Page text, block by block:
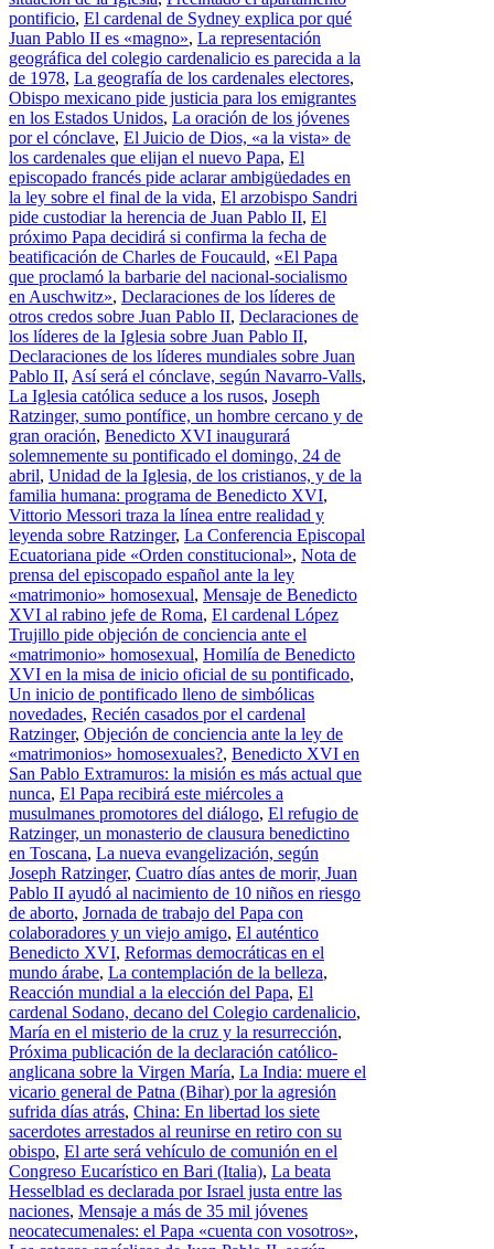
pontificio, El cardenal de Sydney explica por qué
Juan Pablo II es «magno», La representación
geográfica del colegio cardenalicio es parecida a la
de 1978, La geografía de los cardenales electores,
Obispo mexicano pide justicia para los emigrantes
en los Estados Unidos, La oración de los jóvenes
por el cónclave, El Juicio de Dios, «a la vista» de
los cardenales que elijan el nuevo Papa, El
episcopado francés pide aclarar ambigüedades en
la ley sobre el final de la vida, El arzobispo Sandri
pide custodiar la herencia de Juan Pablo II, El
próximo Papa decidirá si confirma la fecha de
beatificación de Charles de Foucauld, «El Papa
que proclamó la barbarie del nacional-socialismo
en Auschwitz», Declaraciones de los líderes de
otros credos sobre Juan Pablo II, Declaraciones de
los líderes de la Iglesia sobre Juan Pablo II,
Declaraciones de los líderes mundiales sobre Juan
Pablo II, Así será el cónclave, según Navarro-Valls,
La Iglesia católica seduce a los rusos, Joseph
Ratzinger, sumo pontífice, un hombre cercano y de
gran oración, Benedicto XVI inaugurará
solemnemente su pontificado el domingo, 24 de
abril, Unidad de la Iglesia, de los cristianos, y de la
familia humana: programa de Benedicto XVI,
Vittorio Messori traza la línea entre realidad y
leyenda sobre Ratzinger, La Conferencia Episcopal
Ecuatoriana pide «Orden constitucional», Nota de
prensa del episcopado español ante la ley
«matrimonio» homosexual, Mensaje de Benedicto
XVI al rabino jefe de Roma, El cardenal López
Trujillo pide objeción de conciencia ante el
«matrimonio» homosexual, Homilía de Benedicto
XVI en la misa de inicio oficial de su pontificado,
Un inicio de pontificado lleno de simbólicas
novedades, Recién casados por el cardenal
Ratzinger, Objeción de conciencia ante la ley de
«matrimonios» homosexuales?, Benedicto XVI en
San Pablo Extramuros: la misión es más actual que
nunca, El Papa recibirá este miércoles a
musulmanes promotores del diálogo, El refugio de
Ratzinger, un monasterio de clausura benedictino
en Toscana, La nueva evangelización, según
Joseph Ratzinger, Cuatro días antes de morir, Juan
Pablo II ayudó al nacimiento de 10 niños en riesgo
de aborto, Jornada de trabajo del Papa con
colaboradores y un viejo amigo, El auténtico
Benedicto XVI, Reformas democráticas en el
mundo árabe, La contemplación de la belleza,
Reacción mundial a la elección del Papa, El
cardenal Sodano, decano del Colegio cardenalicio,
María en el misterio de la cruz y la resurrección,
Próxima publicación de la declaración católico-
anglicana sobre la Virgen María, La India: muere el
vicario general de Patna (Bihar) por la agresión
sufrida días atrás, China: En libertad los siete
sacerdotes arrestados al reunirse en retiro con su
obispo, El arte será vehículo de comunión en el
Congreso Eucarístico en Bari (Italia), La beata
Hesselblad es declarada por Israel justa entre las
naciones, Mensaje a más de 35 mil jóvenes
neocatecumenales: el Papa «cuenta con vosotros»,